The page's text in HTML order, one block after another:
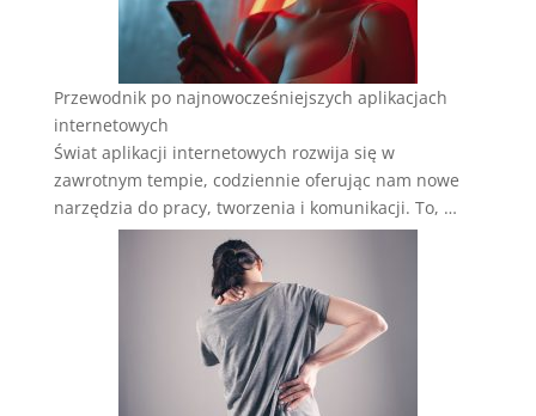
Przewodnik po najnowocześniejszych aplikacjach
internetowych
Świat aplikacji internetowych rozwija się w
zawrotnym tempie, codziennie oferując nam nowe
narzędzia do pracy, tworzenia i komunikacji. To, …